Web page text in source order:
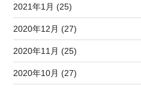
2021年1月 (25)
2020年12月 (27)
2020年11月 (25)
2020年10月 (27)